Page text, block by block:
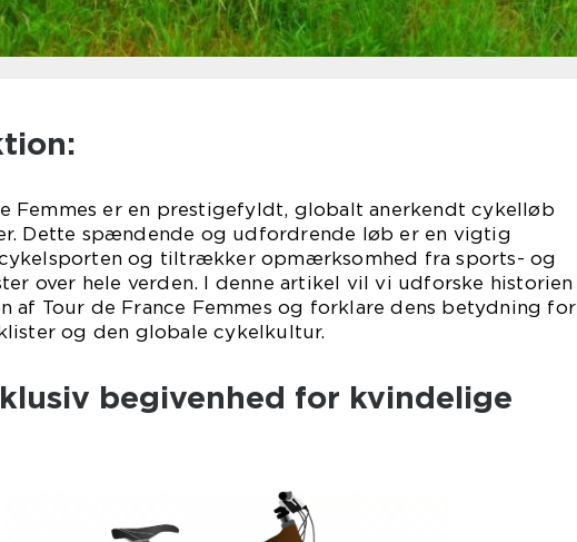
Femmes er en prestigefyldt, globalt anerkendt cykelløb
Dette spændende og udfordrende løb er en vigtig
og tiltrækker opmærksomhed fra sports- og
over hele verden. I denne artikel vil vi udforske historien
af Tour de France Femmes og forklare dens betydning for
og den globale cykelkultur.
begivenhed for kvindelige